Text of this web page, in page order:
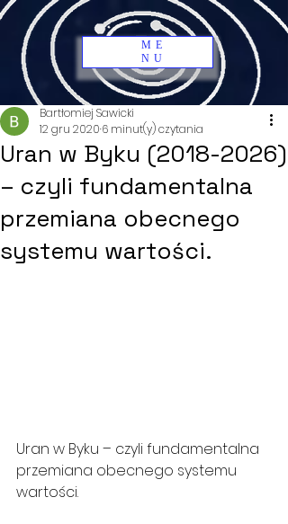
ME
NU
Uran w Byku (2018-2026)
– czyli fundamentalna
przemiana obecnego
systemu wartości.
Bartłomiej Sawicki
12 gru 2020 6 minut(y) czytania
Uran w Byku – czyli fundamentalna
przemiana obecnego systemu
wartości.